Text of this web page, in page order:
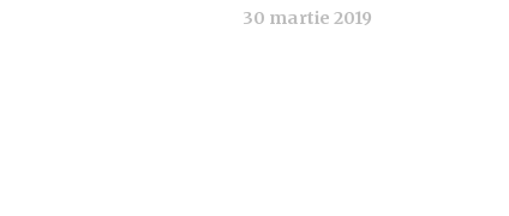
30 martie 2019